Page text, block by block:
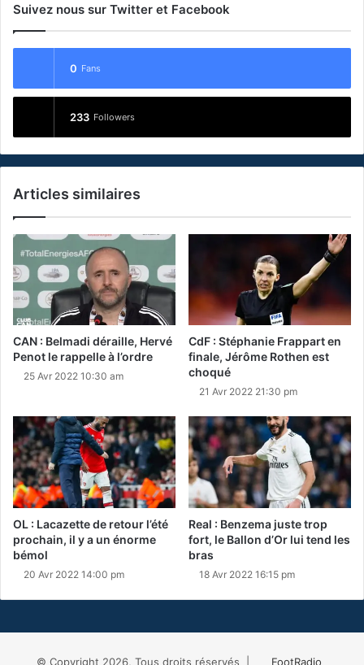
Suivez nous sur Twitter et Facebook
0 Fans
233 Followers
Articles similaires
CAN : Belmadi déraille, Hervé
Penot le rappelle à l’ordre
25 Avr 2022 10:30 am
CdF : Stéphanie Frappart en
finale, Jérôme Rothen est
choqué
21 Avr 2022 21:30 pm
OL : Lacazette de retour l’été
prochain, il y a un énorme
bémol
20 Avr 2022 14:00 pm
Real : Benzema juste trop
fort, le Ballon d’Or lui tend les
bras
18 Avr 2022 16:15 pm
© Copyright 2026, Tous droits réservés | FootRadio